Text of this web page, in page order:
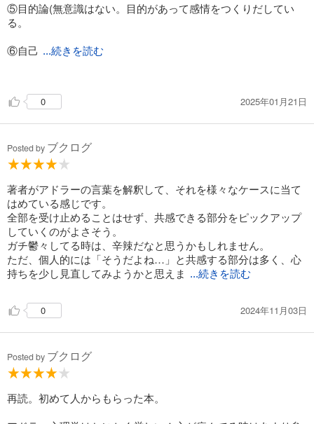
☆かまってほしい順番
子どもが親に、妻が多忙な夫に
①注目を集める
自分が眠るまでそばにいてほしいと要求)
(妻が帰ってきて、と夫にいう)
②力を示す
(かんしゃく、食事拒否など力ずくで)
(夫に怒りをぶつける、泣くなど)
③復讐
(問題行動を起こすなど
④回避
(努力をしなくなる、
自分は無能、欠陥があると大人に見せかける)
⑤目的論(無意識はない。目的があって感情をつくりだしてい
る。
⑥自己 ...続きを読む
0 2025年01月21日
Posted by ブクログ
著者がアドラーの言葉を解釈して、それを様々なケースに当て
はめている感じです。
全部を受け止めることはせず、共感できる部分をピックアップ
していくのがよさそう。
ガチ鬱々してる時は、辛辣だなと思うかもしれません。
ただ、個人的には「そうだよね…」と共感する部分は多く、心
持ちを少し見直してみようかと思えま
...続きを読む
0 2024年11月03日
Posted by ブクログ
再読。初めて人からもらった本。